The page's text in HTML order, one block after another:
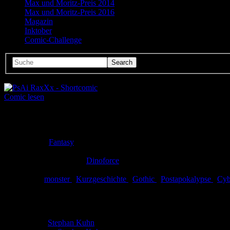
Max und Moritz-Preis 2014
Max und Moritz-Preis 2016
Magazin
Inktober
Comic-Challenge
Comic lesen
Fantasy
Dinoforce
monster Kurzgeschichte Gothic Postapokalypse
Stephan Kuhn